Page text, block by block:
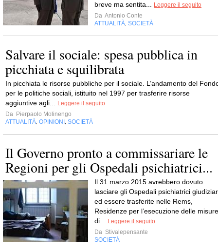
breve ma sentita...
Leggere il seguito
Da Antonio Conte
ATTUALITÀ SOCIETÀ
Salvare il sociale: spesa pubblica in
picchiata e squilibrata
In picchiata le risorse pubbliche per il sociale. L’andamento del
per le politiche sociali, istituito nel 1997 per trasferire risorse
aggiuntive agli...
Leggere il seguito
Da Pierpaolo Molinengo
ATTUALITÀ OPINIONI SOCIETÀ
Il Governo pronto a commissariare le
Regioni per gli Ospedali psichiatrici...
Il 31 marzo 2015 avrebbero dovuto
lasciare gli Ospedali psichiatrici
ed essere trasferite nelle Rems,
Residenze per l’esecuzione delle misure
di...
Leggere il seguito
Da Stivalepensante
SOCIETÀ